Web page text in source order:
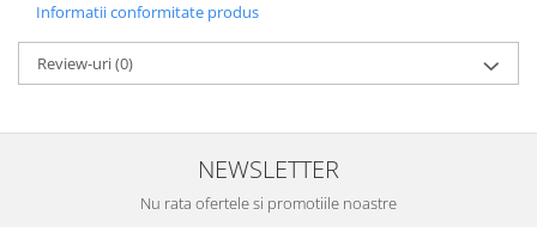
Informatii conformitate produs
Review-uri(0)
NEWSLETTER
Nu rata ofertele si promotiile noastre